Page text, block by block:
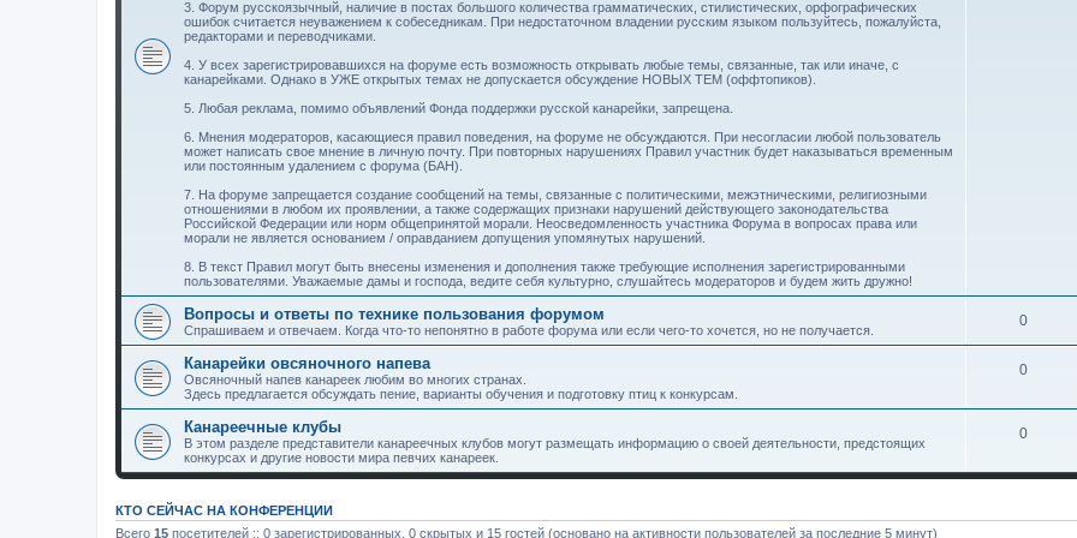
3. Форум русскоязычный, наличие в постах большого количества грамматических, стилистических, орфографических
ошибок считается неуважением к собеседникам. При недостаточном владении русским языком пользуйтесь, пожалуйста,
редакторами и переводчиками.
4. У всех зарегистрировавшихся на форуме есть возможность открывать любые темы, связанные, так или иначе, с
канарейками. Однако в УЖЕ открытых темах не допускается обсуждение НОВЫХ ТЕМ (оффтопиков).
5. Любая реклама, помимо объявлений Фонда поддержки русской канарейки, запрещена.
6. Мнения модераторов, касающиеся правил поведения, на форуме не обсуждаются. При несогласии любой пользователь
может написать свое мнение в личную почту. При повторных нарушениях Правил участник будет наказываться временным
или постоянным удалением с форума (БАН).
7. На форуме запрещается создание сообщений на темы, связанные с политическими, межэтническими, религиозными
отношениями в любом их проявлении, а также содержащих признаки нарушений действующего законодательства
Российской Федерации или норм общепринятой морали. Неосведомленность участника Форума в вопросах права или
морали не является основанием / оправданием допущения упомянутых нарушений.
8. В текст Правил могут быть внесены изменения и дополнения также требующие исполнения зарегистрированными
пользователями. Уважаемые дамы и господа, ведите себя культурно, слушайтесь модераторов и будем жить дружно!
Вопросы и ответы по технике пользования форумом
Спрашиваем и отвечаем. Когда что-то непонятно в работе форума или если чего-то хочется, но не получается.
0
Канарейки овсяночного напева
Овсяночный напев канареек любим во многих странах.
Здесь предлагается обсуждать пение, варианты обучения и подготовку птиц к конкурсам.
0
Канареечные клубы
В этом разделе представители канареечных клубов могут размещать информацию о своей деятельности, предстоящих
конкурсах и другие новости мира певчих канареек.
0
КТО СЕЙЧАС НА КОНФЕРЕНЦИИ
Всего 15 посетителей :: 0 зарегистрированных, 0 скрытых и 15 гостей (основано на активности пользователей за последние 5 минут)